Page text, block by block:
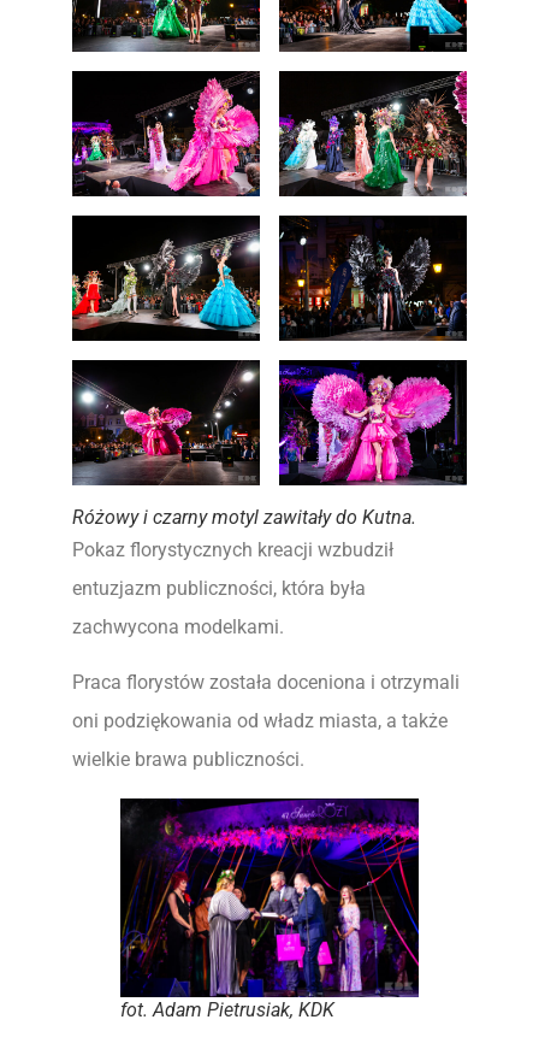
Różowy i czarny motyl zawitały do Kutna.
Pokaz florystycznych kreacji wzbudził
entuzjazm publiczności, która była
zachwycona modelkami.
Praca florystów została doceniona i otrzymali
oni podziękowania od władz miasta, a także
wielkie brawa publiczności.
fot. Adam Pietrusiak, KDK